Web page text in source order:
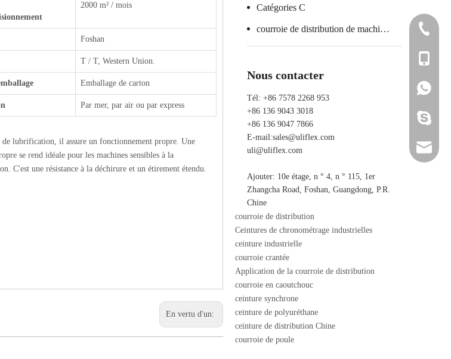
2000 m² / mois
Foshan
T / T, Western Union.
Emballage de carton
Par mer, par air ou par express
de lubrification, il assure un fonctionnement propre. Une
se rend idéale pour les machines sensibles à la
C'est une résistance à la déchirure et un étirement étendu.
En vertu d'un:
Catégories C
courroie de distribution de machine d'emballage
Nous contacter
Tél: +86 7578 2268 953
+86 136 9043 3018
+86 136 9047 7866
E-mail:sales@uliflex.com
uli@uliflex.com
Ajouter: 10e étage, n ° 4, n ° 115, 1er
Zhangcha Road, Foshan, Guangdong, P.R.
Chine
courroie de distribution
Ceintures de chronométrage industrielles
ceinture industrielle
courroie crantée
Application de la courroie de distribution
courroie en caoutchouc
ceinture synchrone
ceinture de polyuréthane
ceinture de distribution Chine
courroie de poule
+86
+86 136
+86 136